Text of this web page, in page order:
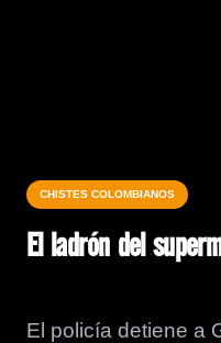
CHISTES COLOMBIANOS
El ladrón del
El policía detiene a